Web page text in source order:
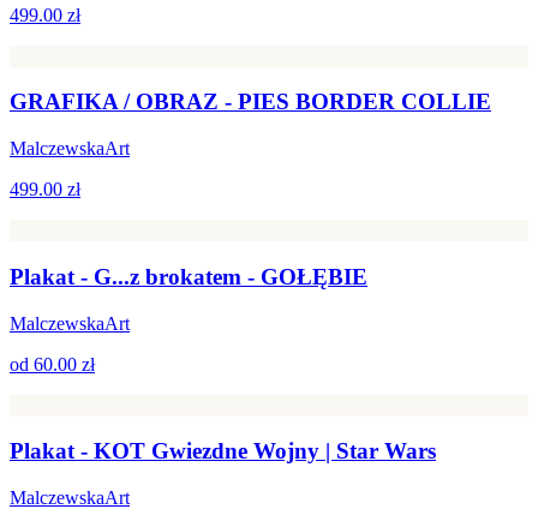
499.00 zł
GRAFIKA / OBRAZ - PIES BORDER COLLIE
MalczewskaArt
499.00 zł
Plakat - G...z brokatem - GOŁĘBIE
MalczewskaArt
od 60.00 zł
Plakat - KOT Gwiezdne Wojny | Star Wars
MalczewskaArt